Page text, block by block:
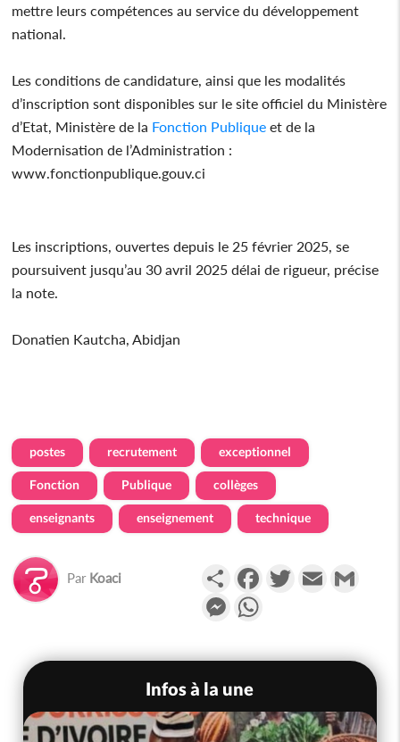
mettre leurs compétences au service du développement
national.
Les conditions de candidature, ainsi que les modalités
d’inscription sont disponibles sur le site officiel du Ministère
d’Etat, Ministère de la Fonction Publique et de la
Modernisation de l’Administration :
www.fonctionpublique.gouv.ci
Les inscriptions, ouvertes depuis le 25 février 2025, se
poursuivent jusqu’au 30 avril 2025 délai de rigueur, précise
la note.
Donatien Kautcha, Abidjan
postes recrutement exceptionnel
Fonction Publique collèges
enseignants enseignement technique
Par Koaci PartagerFacebookTwitterEmail
Messenger
Infos à la une